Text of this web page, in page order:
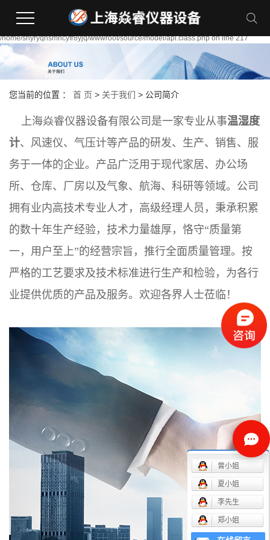
file_put_contents(/home/shyryqnsmhcyfr8yjq/wwwroot/source/cache/
failed to open stream: Permission denied in
/home/shyryqnsmhcyfr8yjq/wwwroot/source/model/api.class.php on line 217
您当前的位置 ： 首 页 > 关于我们 > 公司简介
上海焱睿仪器设备有限公司是一家专业从事温湿度
计、风速仪、气压计等产品的研发、生产、销售、服
务于一体的企业。产品广泛用于现代家居、办公场
所、仓库、厂房以及气象、航海、科研等领域。公司
拥有业内高技术专业人才，高级经理人员，秉承积累
的数十年生产经验，技术力量雄厚，恪守“质量第
一，用户至上”的经营宗旨，推行全面质量管理。按
严格的工艺要求及技术标准进行生产和检验，为各行
业提供优质的产品及服务。欢迎各界人士莅临！
曾小姐
夏小姐
李先生
郑小姐